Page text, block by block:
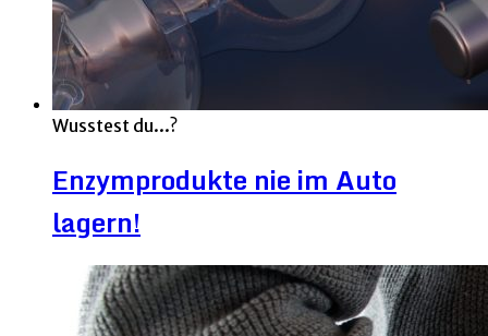
Wusstest du...?
Enzymprodukte nie im Auto
lagern!